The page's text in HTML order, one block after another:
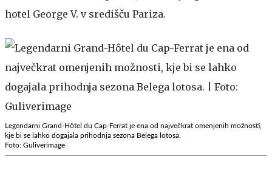
hotel George V. v središču Pariza.
Legendarni Grand-Hôtel du Cap-Ferrat je ena od največkrat omenjenih možnosti,
kje bi se lahko dogajala prihodnja sezona Belega lotosa.
Foto: Guliverimage